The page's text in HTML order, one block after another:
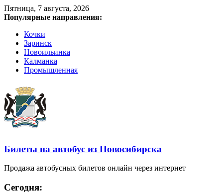
Пятница, 7 августа, 2026
Популярные направления:
Кочки
Заринск
Новоильинка
Калманка
Промышленная
Билеты на автобус из Новосибирска
Продажа автобусных билетов онлайн через интернет
Сегодня: